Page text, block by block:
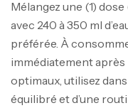
Mélangez une (1) dose
avec 240 à 350 ml
préférée. À
immédiatement après
optimaux, utilisez
équilibré et d’une